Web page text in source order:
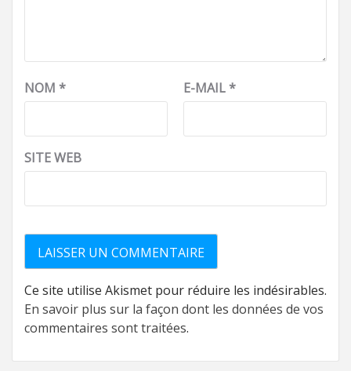
NOM * E-MAIL*
SITE WEB
Ce site utilise Akismet pour réduire les indésirables.
En savoir plus sur la façon dont les données de vos
commentaires sont traitées.